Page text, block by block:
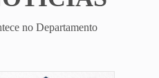
no Departamento